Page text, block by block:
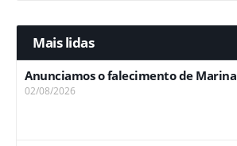
Mais lidas
Anunciamos o falecimento de Marina
02/08/2026